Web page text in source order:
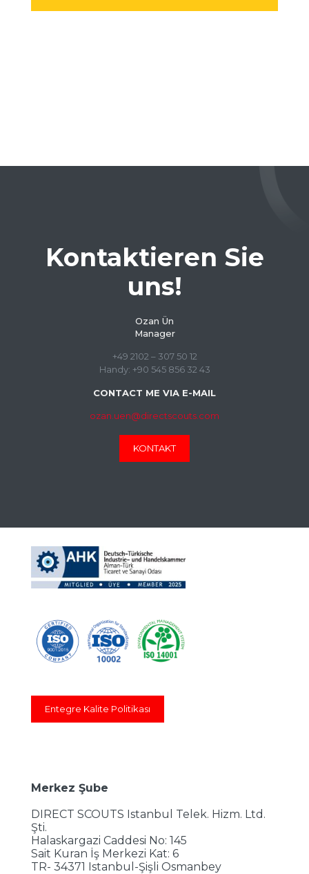
Kontaktieren Sie
uns!
Ozan Ün
Manager
+49 2102 – 307 50 12
Handy: +90 545 856 32 43
CONTACT ME VIA E-MAIL
ozan.uen@directscouts.com
KONTAKT
Entegre Kalite Politikası
Merkez Şube
DIRECT SCOUTS Istanbul Telek. Hizm. Ltd.
Şti.
Halaskargazi Caddesi No: 145
Sait Kuran İş Merkezi Kat: 6
TR- 34371 Istanbul-Şişli Osmanbey